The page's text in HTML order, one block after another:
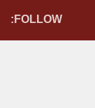
FOLLOW: